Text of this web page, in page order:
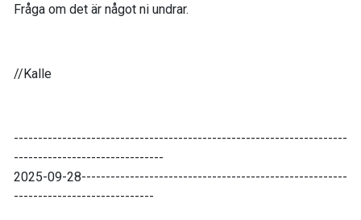
Fråga om det är något ni undrar.
//Kalle
---------------------------------------------------------------------
-------------------------------
2025-09-28-------------------------------------------------------
-----------------------------